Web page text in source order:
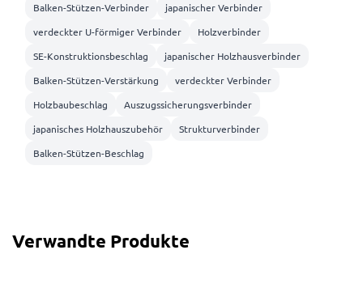
Balken-Stützen-Verbinder
japanischer Verbinder
verdeckter U-förmiger Verbinder
Holzverbinder
SE-Konstruktionsbeschlag
japanischer Holzhausverbinder
Balken-Stützen-Verstärkung
verdeckter Verbinder
Holzbaubeschlag
Auszugssicherungsverbinder
japanisches Holzhauszubehör
Strukturverbinder
Balken-Stützen-Beschlag
Verwandte Produkte